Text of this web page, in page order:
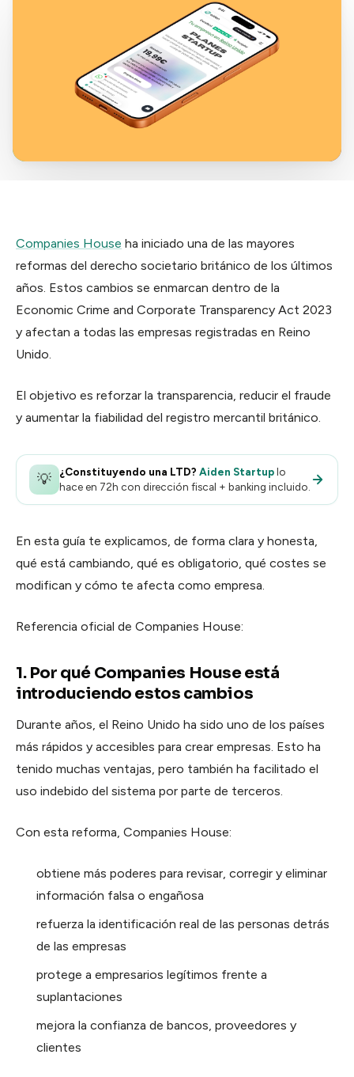
Gestión desde
móvil
Equipos
NUEVO
Multi-usuario ·
Aiden
Tu correspondencia digital
La app
Gestión desde móvil
Equipos
AIDEN TOOLS PRONTO
Aiden Tools
Firmas y contratos
Cobros y facturación
Companies House ha iniciado una de las mayores
reformas del derecho societario británico de los últimos
años. Estos cambios se enmarcan dentro de la
Economic Crime and Corporate Transparency Act 2023
y afectan a todas las empresas registradas en Reino
Unido.
El objetivo es reforzar la transparencia, reducir el fraude
y aumentar la fiabilidad del registro mercantil británico.
💡 ¿Constituyendo una LTD? Aiden Startuplo
hace en 72h con dirección fiscal + banking incluido.
En esta guía te explicamos, de forma clara y honesta,
qué está cambiando, qué es obligatorio, qué costes se
modifican y cómo te afecta como empresa.
Referencia oficial de Companies House:
1. Por qué Companies House está
introduciendo estos cambios
Durante años, el Reino Unido ha sido uno de los países
más rápidos y accesibles para crear empresas. Esto ha
tenido muchas ventajas, pero también ha facilitado el
uso indebido del sistema por parte de terceros.
Con esta reforma, Companies House:
obtiene más poderes para revisar, corregir y eliminar
información falsa o engañosa
refuerza la identificación real de las personas detrás
de las empresas
protege a empresarios legítimos frente a
suplantaciones
mejora la confianza de bancos, proveedores y
clientes